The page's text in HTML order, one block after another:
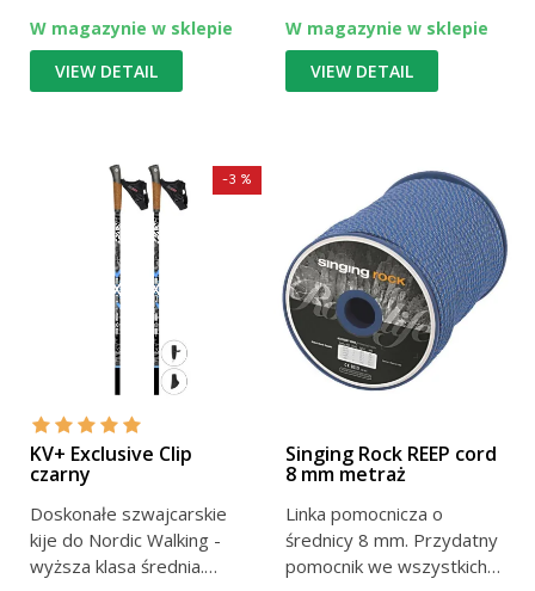
W magazynie w sklepie
VIEW DETAIL
W magazynie w sklepie
VIEW DETAIL
KV+ Exclusive Clip
czarny
Doskonałe szwajcarskie
kije do Nordic Walking -
wyższa klasa średnia.
-3 %
Singing Rock REEP cord
8 mm metraż
Linka pomocnicza o
średnicy 8 mm. Przydatny
pomocnik we wszystkich